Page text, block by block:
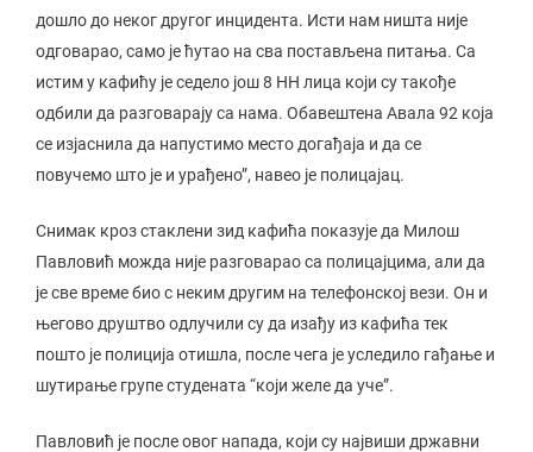
дошло до неког другог инцидента. Исти нам ништа није
одговарао, само је ћутао на сва постављена питања. Са
истим у кафићу је седело још 8 НН лица који су такође
одбили да разговарају са нама. Обавештена Авала 92 која
се изјаснила да напустимо место догађаја и да се
повучемо што је и урађено”, навео је полицајац.
Снимак кроз стаклени зид кафића показује да Милош
Павловић можда није разговарао са полицајцима, али да
је све време био с неким другим на телефонској вези. Он и
његово друштво одлучили су да изађу из кафића тек
пошто је полиција отишла, после чега је уследило гађање и
шутирање групе студената “који желе да уче”.
Павловић је после овог напада, који су највиши државни